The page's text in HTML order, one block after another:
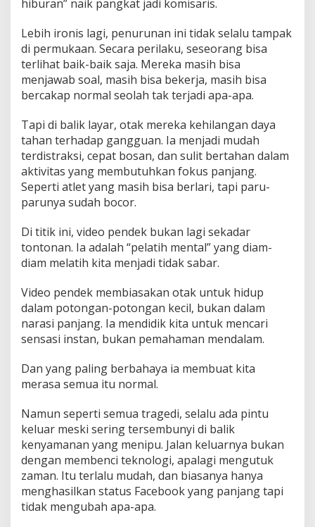
hiburan” naik pangkat jadi komisaris.
Lebih ironis lagi, penurunan ini tidak selalu tampak
di permukaan. Secara perilaku, seseorang bisa
terlihat baik-baik saja. Mereka masih bisa
menjawab soal, masih bisa bekerja, masih bisa
bercakap normal seolah tak terjadi apa-apa.
Tapi di balik layar, otak mereka kehilangan daya
tahan terhadap gangguan. Ia menjadi mudah
terdistraksi, cepat bosan, dan sulit bertahan dalam
aktivitas yang membutuhkan fokus panjang.
Seperti atlet yang masih bisa berlari, tapi paru-
parunya sudah bocor.
Di titik ini, video pendek bukan lagi sekadar
tontonan. Ia adalah “pelatih mental” yang diam-
diam melatih kita menjadi tidak sabar.
Video pendek membiasakan otak untuk hidup
dalam potongan-potongan kecil, bukan dalam
narasi panjang. Ia mendidik kita untuk mencari
sensasi instan, bukan pemahaman mendalam.
Dan yang paling berbahaya ia membuat kita
merasa semua itu normal.
Namun seperti semua tragedi, selalu ada pintu
keluar meski sering tersembunyi di balik
kenyamanan yang menipu. Jalan keluarnya bukan
dengan membenci teknologi, apalagi mengutuk
zaman. Itu terlalu mudah, dan biasanya hanya
menghasilkan status Facebook yang panjang tapi
tidak mengubah apa-apa.